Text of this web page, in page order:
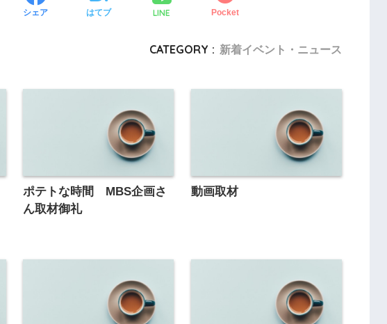
シェア はてブ LINE Pocket
CATEGORY : 新着イベント・ニュース
ポテトな時間 MBS企画さ
ん取材御礼
動画取材